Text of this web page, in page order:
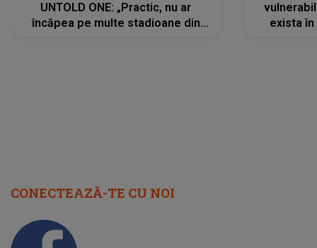
UNTOLD ONE: „Practic, nu ar
încăpea pe multe stadioane din
exista
CONECTEAZĂ-TE CU NOI